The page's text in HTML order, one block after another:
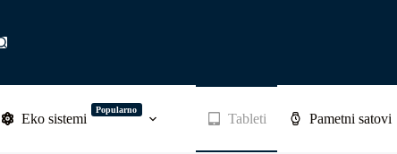
Eko sistemi
Popularno
Tableti Pametni satovi